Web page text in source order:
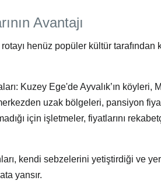
Avantajı
henüz popüler kültür tarafından
Kuzey Ege'de Ayvalık’ın köyleri,
uzak bölgeleri, pansiyon
için işletmeler, fiyatlarını
, kendi sebzelerini yetiştirdiği ve
yansır.